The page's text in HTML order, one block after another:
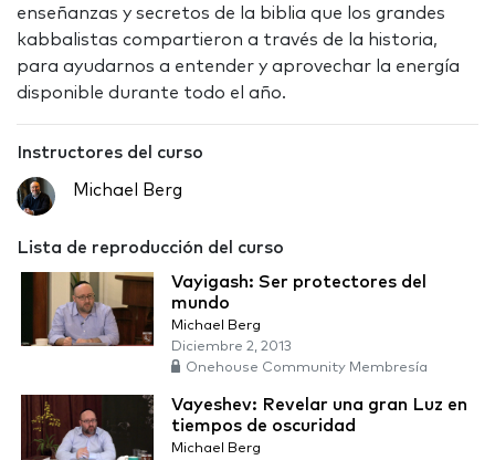
enseñanzas y secretos de la biblia que los grandes
kabbalistas compartieron a través de la historia,
para ayudarnos a entender y aprovechar la energía
disponible durante todo el año.
Instructores del curso
Michael Berg
Lista de reproducción del curso
Vayigash: Ser protectores del
mundo
Michael Berg
Diciembre 2, 2013
Onehouse Community Membresía
Vayeshev: Revelar una gran Luz en
tiempos de oscuridad
Michael Berg